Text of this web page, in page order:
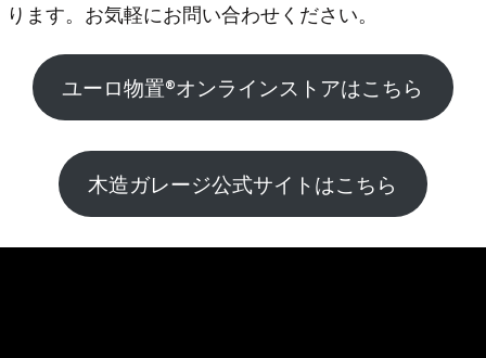
ります。お気軽にお問い合わせください。
ユーロ物置®︎オンラインストアはこちら
木造ガレージ公式サイトはこちら